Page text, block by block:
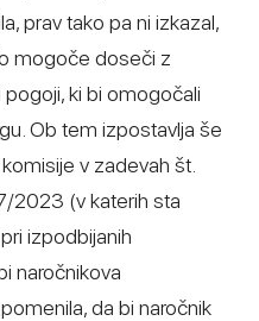
prav tako pa ni izkazal,
mogoče doseči z
ki bi omogočali
Ob tem izpostavlja še
v zadevah št.
(v katerih sta
izpodbijanih
naročnikova
da bi naročnik